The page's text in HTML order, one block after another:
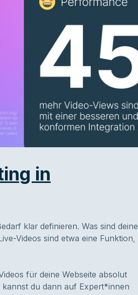
in
klar definieren. Was sind deine
Videos sind etwa eine Funktion,
für deine Webseite absolut
kannst du dann auf Expert*innen